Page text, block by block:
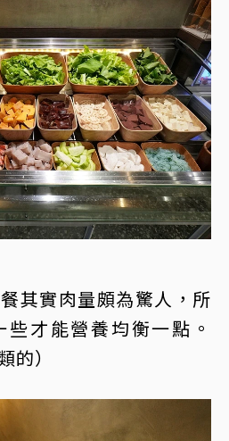
其實肉量頗為驚人，所
才能營養均衡一點。
的）